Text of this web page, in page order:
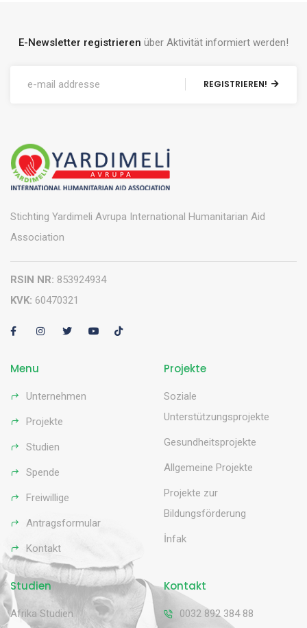
E-Newsletter registrieren über Aktivität informiert werden!
REGISTRIEREN!
Stichting Yardimeli Avrupa International Humanitarian Aid
Association
RSIN NR: 853924934
KVK: 60470321
Menu
Unternehmen
Projekte
Studien
Spende
Freiwillige
Antragsformular
Kontakt
Projekte
Soziale
Unterstützungsprojekte
Gesundheitsprojekte
Allgemeine Projekte
Projekte zur
Bildungsförderung
İnfak
Studien
Afrika Studien
Kontakt
0032 892 384 88